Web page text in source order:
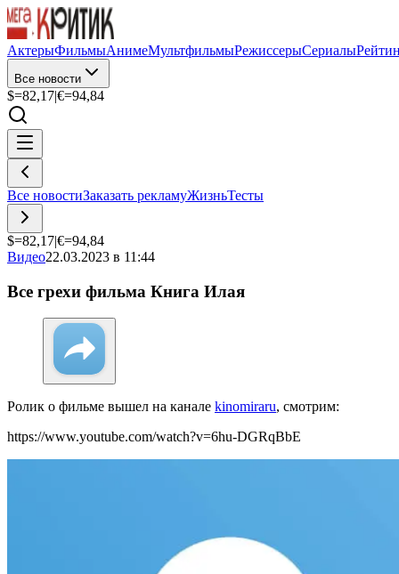
АктерыФильмыАнимеМультфильмыРежиссерыСериалы
Все новости
$=82,17|€=94,84
Все новостиЗаказать рекламуЖизньТесты
$=82,17|€=94,84
Видео22.03.2023 в 11:44
Все грехи фильма Книга Илая
Ролик о фильме вышел на канале kinomiraru, смотрим:
https://www.youtube.com/watch?v=6hu-DGRqBbE